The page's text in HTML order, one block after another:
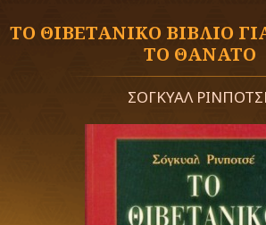
ΤΟ ΘΙΒΕΤΑΝΙΚΟ ΒΙΒΛΙΟ
ΤΟ ΘΑΝΑΤΟ
ΣΟΓΚΥΑΛ